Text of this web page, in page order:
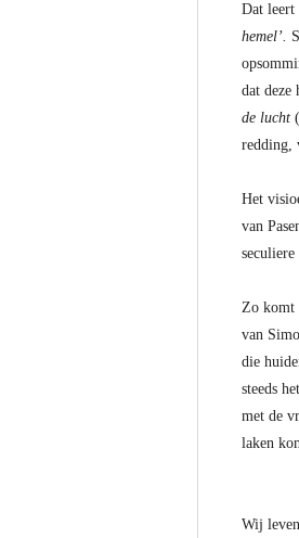
Dat leert
hemel’.
dat deze
de lucht
redding,
Het
van
seculiere
Zo komt
van
die
steeds
met de
laken
Wij